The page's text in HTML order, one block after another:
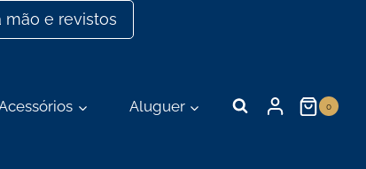
e revistos
Aluguer 0